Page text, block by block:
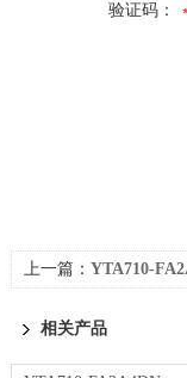
验证码：
上一篇： YTA710-
相关产品